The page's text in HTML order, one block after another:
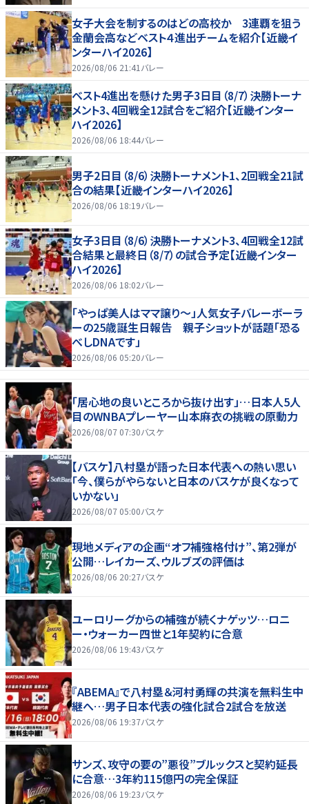
女子大会を制するのはどの高校か 3連覇を狙う
金蘭会高などベスト４進出チームを紹介【近畿イ
ンターハイ2026】
2026/08/06 21:41 バレー
ベスト4進出を懸けた男子3日目（8/7）決勝トーナ
メント3、4回戦全12試合をご紹介【近畿インター
ハイ2026】
2026/08/06 18:44バレー
男子2日目（8/6）決勝トーナメント1、2回戦全21試
合の結果【近畿インターハイ2026】
2026/08/06 18:19バレー
女子3日目（8/6）決勝トーナメント3、4回戦全12試
合結果と最終日（8/7）の試合予定【近畿インター
ハイ2026】
2026/08/06 18:02バレー
「やっぱ美人はママ譲り～」人気女子バレーボーラ
ーの25歳誕生日報告 親子ショットが話題「恐る
べしDNAです」
2026/08/06 05:20バレー
「居心地の良いところから抜け出す」…日本人5人
目のWNBAプレーヤー山本麻衣の挑戦の原動力
2026/08/07 07:30バスケ
【バスケ】八村塁が語った日本代表への熱い思い
「今、僕らがやらないと日本のバスケが良くなって
いかない」
2026/08/07 05:00バスケ
現地メディアの企画“オフ補強格付け”、第2弾が
公開…レイカーズ、ウルブズの評価は
2026/08/06 20:27バスケ
ユーロリーグからの補強が続くナゲッツ…ロニ
ー・ウォーカー四世と1年契約に合意
2026/08/06 19:43バスケ
『ABEMA』で八村塁＆河村勇輝の共演を無料生中
継へ…男子日本代表の強化試合2試合を放送
2026/08/06 19:37バスケ
サンズ、攻守の要の”悪役”ブルックスと契約延長
に合意…3年約115億円の完全保証
2026/08/06 19:23バスケ